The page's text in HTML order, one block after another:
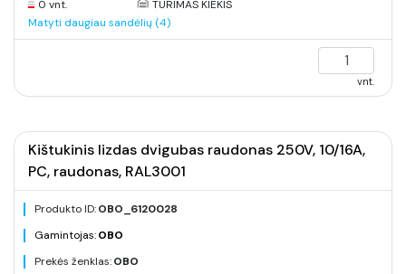
0 vnt.
TURIMAS KIEKIS
Matyti daugiau sandėlių (4)
vnt.
Kištukinis lizdas dvigubas raudonas 250V, 10/16A,
PC, raudonas, RAL3001
Produkto ID:OBO_6120028
Gamintojas:OBO
Prekės ženklas:OBO